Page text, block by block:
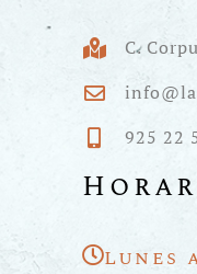
C.
925 22
Lunes